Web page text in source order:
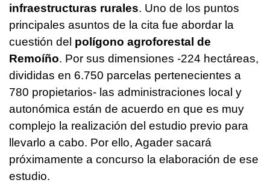
infraestructuras rurales. Uno de los puntos
principales asuntos de la cita fue abordar la
cuestión del polígono agroforestal de
Remoíño. Por sus dimensiones -224 hectáreas,
divididas en 6.750 parcelas pertenecientes a
780 propietarios- las administraciones local y
autonómica están de acuerdo en que es muy
complejo la realización del estudio previo para
llevarlo a cabo. Por ello, Agader sacará
próximamente a concurso la elaboración de ese
estudio.